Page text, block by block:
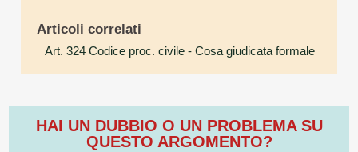
Articoli correlati
Art. 324 Codice proc. civile - Cosa giudicata formale
HAI UN DUBBIO O UN PROBLEMA SU
QUESTO ARGOMENTO?